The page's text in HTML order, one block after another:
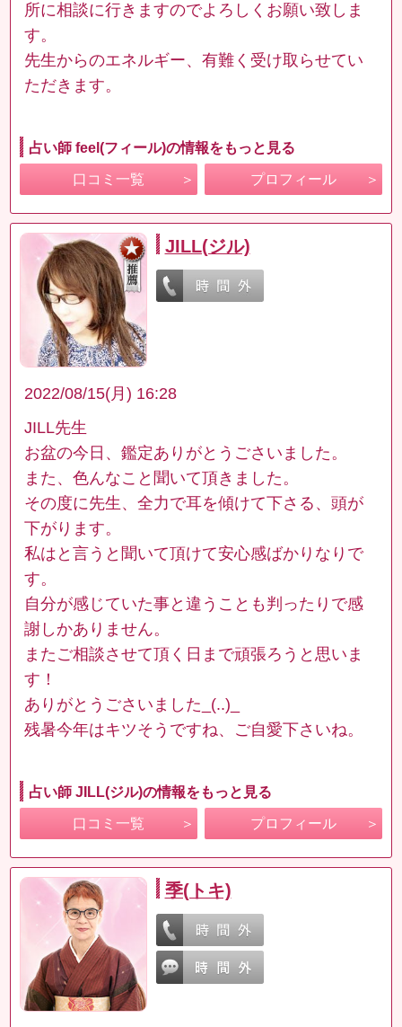
所に相談に行きますのでよろしくお願い致しま
す。
先生からのエネルギー、有難く受け取らせてい
ただきます。
占い師 feel(フィール)の情報をもっと見る
口コミ一覧 プロフィール
JILL(ジル)
2022/08/15(月) 16:28
JILL先生
お盆の今日、鑑定ありがとうごさいました。
また、色んなこと聞いて頂きました。
その度に先生、全力で耳を傾けて下さる、頭が
下がります。
私はと言うと聞いて頂けて安心感ばかりなりで
す。
自分が感じていた事と違うことも判ったりで感
謝しかありません。
またご相談させて頂く日まで頑張ろうと思いま
す！
ありがとうごさいました_(..)_
残暑今年はキツそうですね、ご自愛下さいね。
占い師 JILL(ジル)の情報をもっと見る
口コミ一覧 プロフィール
季(トキ)